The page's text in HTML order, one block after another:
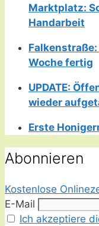
Marktplatz:
Handarbeit
Woche fertig
UPDATE:
wieder
Erste
Abonnieren
Kostenlose
E-Mail
Ich akzeptiere